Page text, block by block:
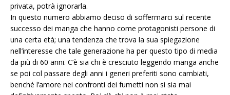
privata, potrà ignorarla.
In questo numero abbiamo deciso di soffermarci sul recente
successo dei manga che hanno come protagonisti persone di
una certa età; una tendenza che trova la sua spiegazione
nell’interesse che tale generazione ha per questo tipo di media
da più di 60 anni. C’è sia chi è cresciuto leggendo manga anche
se poi col passare degli anni i generi preferiti sono cambiati,
benché l’amore nei confronti dei fumetti non si sia mai